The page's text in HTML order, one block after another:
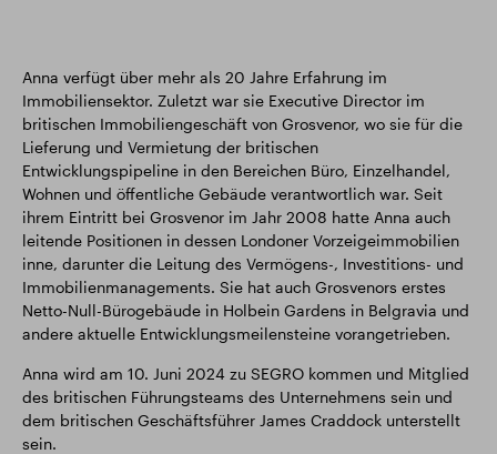
Anna verfügt über mehr als 20 Jahre Erfahrung im
Immobiliensektor. Zuletzt war sie Executive Director im
britischen Immobiliengeschäft von Grosvenor, wo sie für die
Lieferung und Vermietung der britischen
Entwicklungspipeline in den Bereichen Büro, Einzelhandel,
Wohnen und öffentliche Gebäude verantwortlich war. Seit
ihrem Eintritt bei Grosvenor im Jahr 2008 hatte Anna auch
leitende Positionen in dessen Londoner Vorzeigeimmobilien
inne, darunter die Leitung des Vermögens-, Investitions- und
Immobilienmanagements. Sie hat auch Grosvenors erstes
Netto-Null-Bürogebäude in Holbein Gardens in Belgravia und
andere aktuelle Entwicklungsmeilensteine vorangetrieben.
Anna wird am 10. Juni 2024 zu SEGRO kommen und Mitglied
des britischen Führungsteams des Unternehmens sein und
dem britischen Geschäftsführer James Craddock unterstellt
sein.